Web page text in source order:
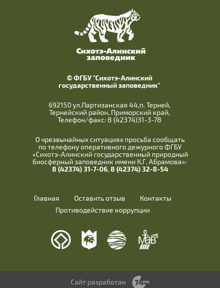
© ФГБУ "Сихотэ-Алинский
государственный заповедник"
692150 ул.Партизанская 44,п. Терней,
Тернейский район, Приморский край,
Телефон/факс: 8 (42374)31-3-78
О чрезвычайных ситуациях просьба сообщать
по телефону оперативного дежурного ФГБУ
«Сихотэ-Алинский государственный природный
биосферный заповедник имени К.Г. Абрамова»:
8 (42374) 31-7-06,8 (42374) 32-8-54
Главная Оставить отзыв
Контакты
Противодействие коррупции
Сайт разработан